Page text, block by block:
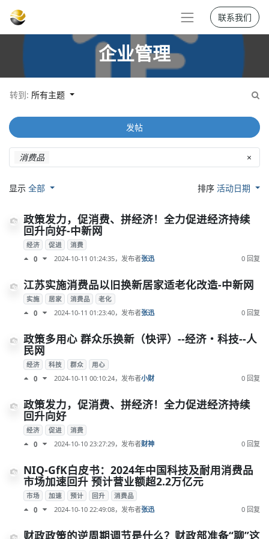
联系我们
企业管理
转到: 所有主题
消费品 ×
发帖
显示 全部 排序活动日期
政策发力，促消费、拼经济！全力促进经济持续
回升向好-中新网
经济 促进 消费
0 2024-10-11 01:24:35，发布者张迅 0 回复
江苏实施消费品以旧换新居家适老化改造-中新网
实施 居家 消费品 老化
0 2024-10-11 01:23:40，发布者张迅 0 回复
政策多用心 群众乐换新（快评）--经济・科技--人
民网
经济 科技 群众 用心
0 2024-10-11 00:10:24，发布者小财 0 回复
政策发力，促消费、拼经济！全力促进经济持续
回升向好
经济 促进 消费
0 2024-10-10 23:27:29，发布者财神 0 回复
NIQ-GfK白皮书：2024年中国科技及耐用消费品
市场加速回升 预计营业额超2.2万亿元
市场 加速 预计 回升 消费品
0 2024-10-10 22:49:08，发布者张迅 0 回复
财政政策的逆周期调节是什么？财政部准备“聊”这